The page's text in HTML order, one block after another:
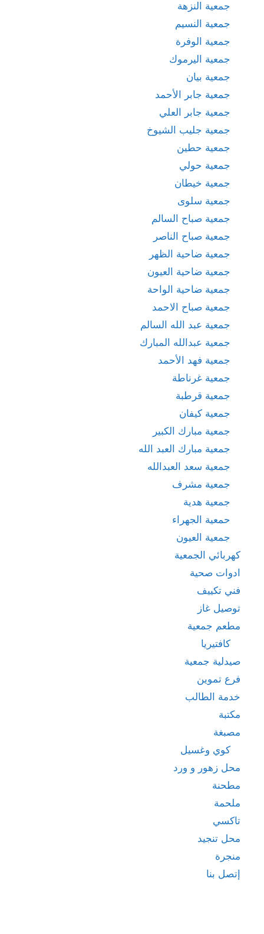
جمعية النزهة
جمعية النسيم
جمعية الوفرة
جمعية اليرموك
جمعية بيان
جمعية جابر الأحمد
جمعية جابر العلي
جمعية جليب الشيوخ
جمعية حطين
جمعية حولي
جمعية خيطان
جمعية سلوى
جمعية صباح السالم
جمعية صباح الناصر
جمعية ضاحية الظهر
جمعية ضاحية العيون
جمعية ضاحية الواحة
جمعية صباح الاحمد
جمعية عبد الله السالم
جمعية عبدالله المبارك
جمعية فهد الأحمد
جمعية غرناطة
جمعية قرطبة
جمعية كيفان
جمعية مبارك الكبير
جمعية مبارك العبد الله
جمعية سعد العبدالله
جمعية مشرف
جمعية هدية
حمعية الجهراء
جمعية العيون
كهربائي الجمعية
ادوات صحية
فني تكييف
توصيل غاز
مطعم جمعية
كافتيريا
صيدلية جمعية
فرع تموين
خدمة الطالب
مكتبة
مصبغة
كوي وغسيل
محل زهور و ورد
مطحنة
ملحمة
تاكسي
محل تنجيد
منجرة
إتصل بنا